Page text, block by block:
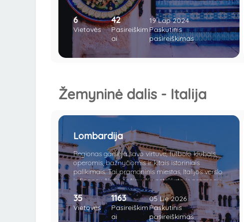
6
Vietovės
42
Pasireiškim
ai
19 Lap 2024
Paskutinis
pasireiškimas
Žemyninė dalis - Italija
Lombardija
Regionas garsėja savo virtuve, futbolo klubais,
operomis, bažnyčiomis ir kitais istoriniais
palikimais. Tai pramoninis miestas, Italijos verslo
ir finansų širdis, tačiau čia netrūksta ir pramogų,
naktinių klubų, parduotuvių bei restoranų.
Judrus, triukšmingas ir stilingas – Milanas yra
tituluojamas mados rojumi Italijoje. Būtent iš čia
kilo visame pasaulyje garsūs ir prabangūs
35
Vietovės
1163
Pasireiškim
ai
05 Lie 2026
Paskutinis
pasireiškimas